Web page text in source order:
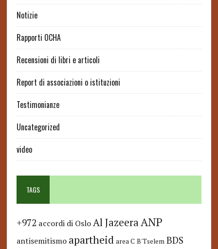
Notizie
Rapporti OCHA
Recensioni di libri e articoli
Report di associazioni o istituzioni
Testimonianze
Uncategorized
video
TAGS
+972 accordi di Oslo Al JazeeraANP
antisemitismo apartheid area C B'Tselem BDS